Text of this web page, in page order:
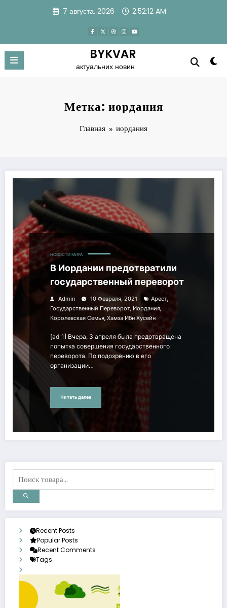
7 августа, 2026 2:52:13 AM
BYKVAR
актуальних новин
Метка: иордания
Главная иордания
НОВОСТИ МИРА
В Иордании предотвратили
государственный переворот
Admin 10 Февраля, 2021 Арест,
Государственный Переворот, Иордания,
Королевская Семья, Хамза Ибн Хусейн
[ad_1] Вчера, 3 апреля была предотвращена
попытка совершения государственного
переворота. По подозрению в его
организации…
Читать далее
Recent Posts
Popular Posts
Recent Comments
Tags